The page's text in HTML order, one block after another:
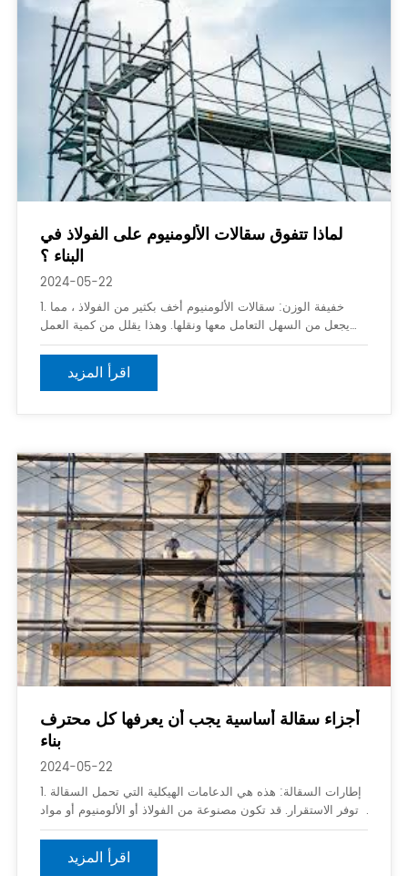
لماذا تتفوق سقالات الألومنيوم على الفولاذ في
البناء ؟
2024-05-22
1. خفيفة الوزن: سقالات الألومنيوم أخف بكثير من الفولاذ ، مما
يجعل من السهل التعامل معها ونقلها. وهذا يقلل من كمية العمل
المطلوبة لإعداد السقالات وإنزالها ، مما يوفر الوقت والمال. 2.
اقرأ المزيد
أجزاء سقالة أساسية يجب أن يعرفها كل محترف
بناء
2024-05-22
1. إطارات السقالة: هذه هي الدعامات الهيكلية التي تحمل السقالة
وتوفر الاستقرار. قد تكون مصنوعة من الفولاذ أو الألومنيوم أو مواد
أخرى. 2. ألواح السقالة: هذه هي الألواح التي يقف العمال عليها أو
يستخدمونها للعمل على ارتفاعات. يجب أن يتم تثبيتها بشكل آمن
على tاقرأ المزيد